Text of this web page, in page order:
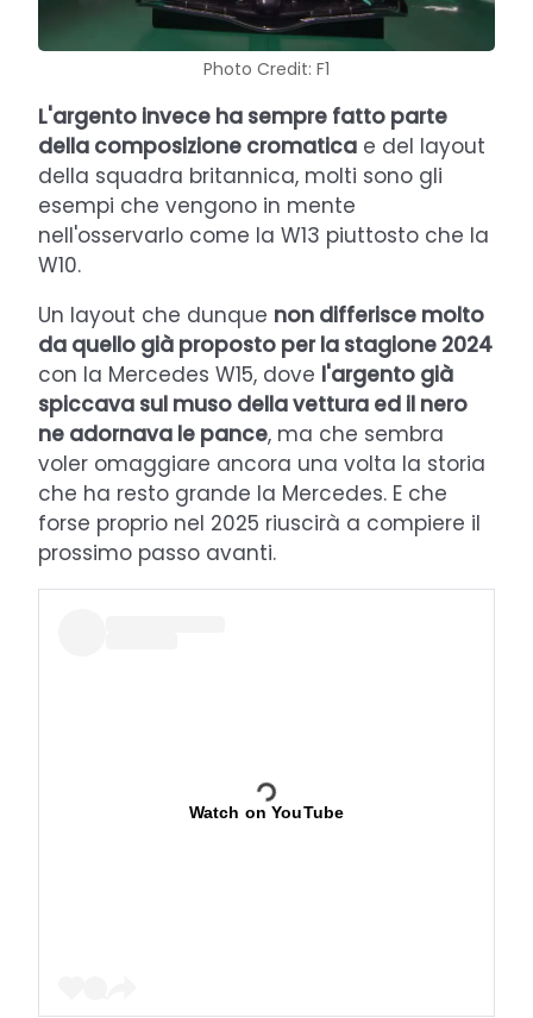
Photo Credit: F1
L'argento invece ha sempre fatto parte
della composizione cromatica e del layout
della squadra britannica, molti sono gli
esempi che vengono in mente
nell'osservarlo come la W13 piuttosto che la
W10.
Un layout che dunque non differisce molto
da quello già proposto per la stagione 2024
con la Mercedes W15, dove l'argento già
spiccava sul muso della vettura ed il nero
ne adornava le pance, ma che sembra
voler omaggiare ancora una volta la storia
che ha resto grande la Mercedes. E che
forse proprio nel 2025 riuscirà a compiere il
prossimo passo avanti.
Watch on YouTube